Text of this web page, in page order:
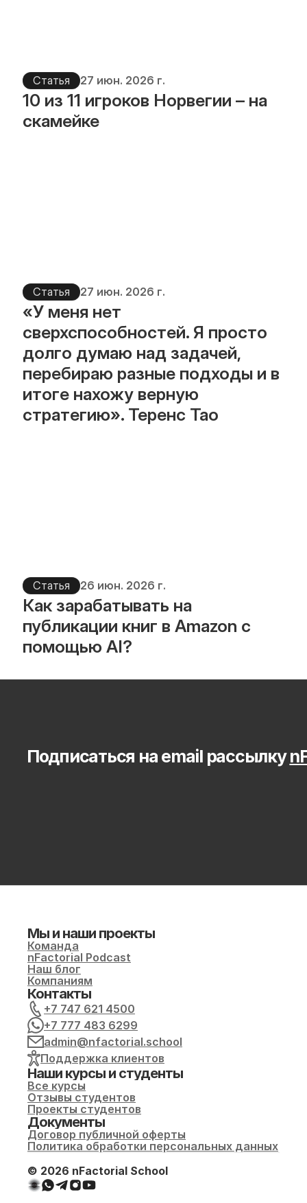
Статья 27 июн. 2026 г.
10 из 11 игроков Норвегии – на
скамейке
Статья 27 июн. 2026 г.
«У меня нет
сверхспособностей. Я просто
долго думаю над задачей,
перебираю разные подходы и в
итоге нахожу верную
стратегию». Теренс Тао
Статья 26 июн. 2026 г.
Как зарабатывать на
публикации книг в Amazon с
помощью AI?
Подписаться на email рассылку
Мы и наши проекты
Команда
nFactorial Podcast
Наш блог
Компаниям
Контакты
+7 747 621 4500
+7 777 483 6299
admin@nfactorial.school
Поддержка клиентов
Наши курсы и студенты
Все курсы
Отзывы студентов
Проекты студентов
Документы
Договор публичной оферты
Политика обработки персональных данных
© 2026 nFactorial School